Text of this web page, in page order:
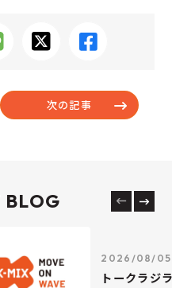
次の記事
BLOG
2026/08/05
トークラジ